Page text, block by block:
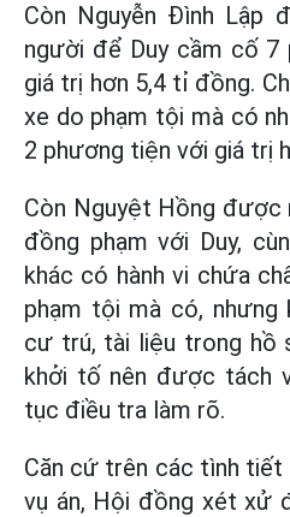
Còn Nguyễn Đình Lập
người để Duy cầm cố
giá trị hơn 5,4 tỉ đồng.
xe do phạm tội mà có
2 phương tiện với giá trị
Còn Nguyệt Hồng được
đồng phạm với Duy,
khác có hành vi chứa
phạm tội mà có,
cư trú, tài liệu trong hồ
khởi tố nên được tách
tục điều tra làm rõ.
Căn cứ trên các tình tiết
vụ án, Hội đồng xét xử